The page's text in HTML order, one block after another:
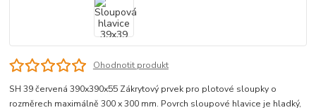
Ohodnotit produkt
SH 39 červená 390x390x55 Zákrytový prvek pro plotové sloupky o
rozměrech maximálně 300 x 300 mm. Povrch sloupové hlavice je hladký,